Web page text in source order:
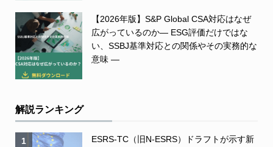
【2026年版】S&P Global CSA対応はなぜ
広がっているのか― ESG評価だけではな
い、SSBJ基準対応との関係やその実務的な
意味 ―
解説ランキング
1
ESRS-TC（旧N-ESRS）ドラフトが示す新